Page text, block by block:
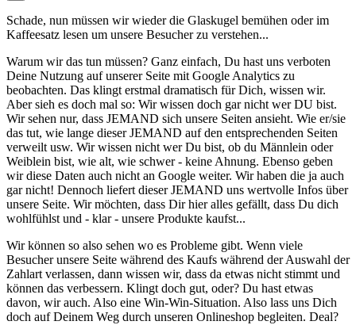
Schade, nun müssen wir wieder die Glaskugel bemühen oder im
Kaffeesatz lesen um unsere Besucher zu verstehen...
Warum wir das tun müssen? Ganz einfach, Du hast uns verboten
Deine Nutzung auf unserer Seite mit Google Analytics zu
beobachten. Das klingt erstmal dramatisch für Dich, wissen wir.
Aber sieh es doch mal so: Wir wissen doch gar nicht wer DU bist.
Wir sehen nur, dass JEMAND sich unsere Seiten ansieht. Wie er/sie
das tut, wie lange dieser JEMAND auf den entsprechenden Seiten
verweilt usw. Wir wissen nicht wer Du bist, ob du Männlein oder
Weiblein bist, wie alt, wie schwer - keine Ahnung. Ebenso geben
wir diese Daten auch nicht an Google weiter. Wir haben die ja auch
gar nicht! Dennoch liefert dieser JEMAND uns wertvolle Infos über
unsere Seite. Wir möchten, dass Dir hier alles gefällt, dass Du dich
wohlfühlst und - klar - unsere Produkte kaufst...
Wir können so also sehen wo es Probleme gibt. Wenn viele
Besucher unsere Seite während des Kaufs während der Auswahl der
Zahlart verlassen, dann wissen wir, dass da etwas nicht stimmt und
können das verbessern. Klingt doch gut, oder? Du hast etwas
davon, wir auch. Also eine Win-Win-Situation. Also lass uns Dich
doch auf Deinem Weg durch unseren Onlineshop begleiten. Deal?